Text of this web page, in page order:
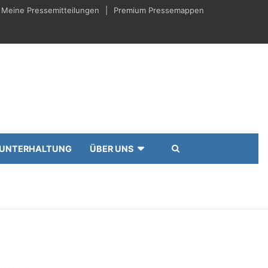
Meine Pressemitteilungen Premium Pressemappen
UNTERHALTUNG ÜBER UNS